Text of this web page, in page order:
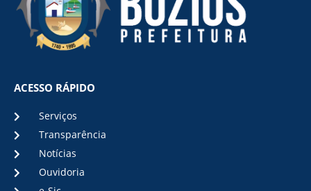
ACESSO RÁPIDO
Serviços
Transparência
Notícias
Ouvidoria